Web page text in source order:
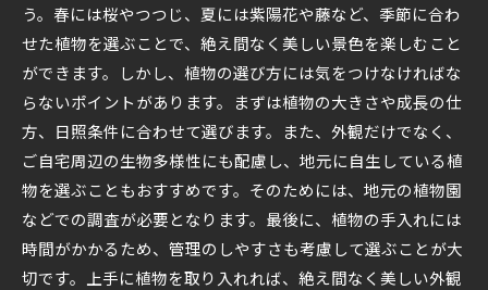
う。春には桜やつつじ、夏には紫陽花や藤など、季節に合わ
せた植物を選ぶことで、絶え間なく美しい景色を楽しむこと
ができます。しかし、植物の選び方には気をつけなければな
らないポイントがあります。まずは植物の大きさや成長の仕
方、日照条件に合わせて選びます。また、外観だけでなく、
ご自宅周辺の生物多様性にも配慮し、地元に自生している植
物を選ぶこともおすすめです。そのためには、地元の植物園
などでの調査が必要となります。最後に、植物の手入れには
時間がかかるため、管理のしやすさも考慮して選ぶことが大
切です。上手に植物を取り入れれば、絶え間なく美しい外観